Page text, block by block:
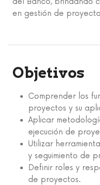
en gestión de
Objetivos
Comprender los
proyectos y su
Aplicar
ejecución de
Utilizar
y seguimiento de
Definir roles y
de proyectos.